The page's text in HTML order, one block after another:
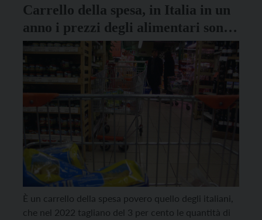
Carrello della spesa, in Italia in un
anno i prezzi degli alimentari sono
aumentati del 9 per cento
È un carrello della spesa povero quello degli italiani,
che nel 2022 tagliano del 3 per cento le quantità di